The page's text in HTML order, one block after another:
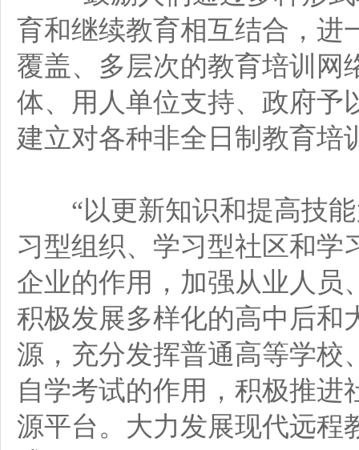
育和继续教育相互结合，进
覆盖、多层次的教育培训网
体、用人单位支持、政府予
建立对各种非全日制教育培
“以更新知识和提高技能
习型组织、学习型社区和学
企业的作用，加强从业人员
积极发展多样化的高中后和
源，充分发挥普通高等学校
自学考试的作用，积极推进
源平台。大力发展现代远程